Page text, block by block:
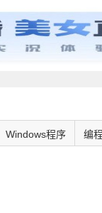
Windows程序 编